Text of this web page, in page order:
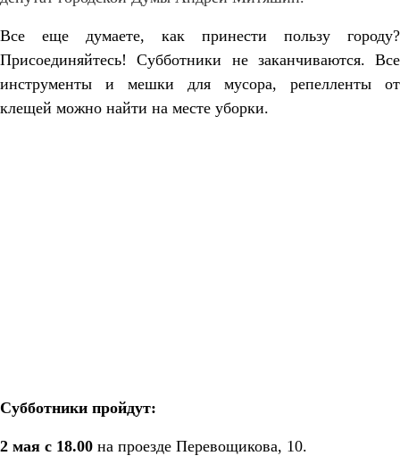
Все еще думаете, как принести пользу городу?
Присоединяйтесь! Субботники не заканчиваются. Все
инструменты и мешки для мусора, репелленты от
клещей можно найти на месте уборки.
Субботники пройдут:
2 мая с 18.00 на проезде Перевощикова, 10.